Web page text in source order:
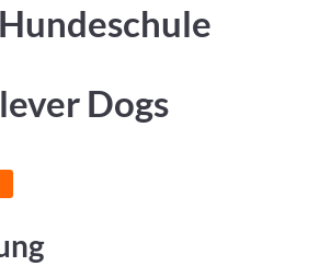
Hundeschule
Dogs